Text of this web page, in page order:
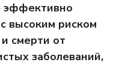
эффективно
высоким риском
смерти от
заболеваний,